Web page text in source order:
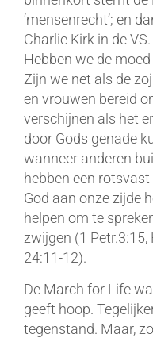
‘mensenrecht’; en
Charlie Kirk in de
Hebben we de
Zijn we net als de
en vrouwen bereid
verschijnen als het
door Gods genade
wanneer anderen
hebben een
God aan onze zijde
helpen om te
zwijgen (1 Petr.3:15,
24:11-12).
De March for Life
geeft hoop.
tegenstand. Maar,